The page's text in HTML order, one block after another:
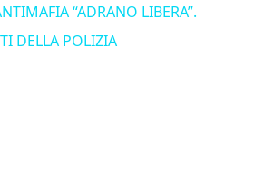
“ADRANO LIBERA”.
DELLA POLIZIA